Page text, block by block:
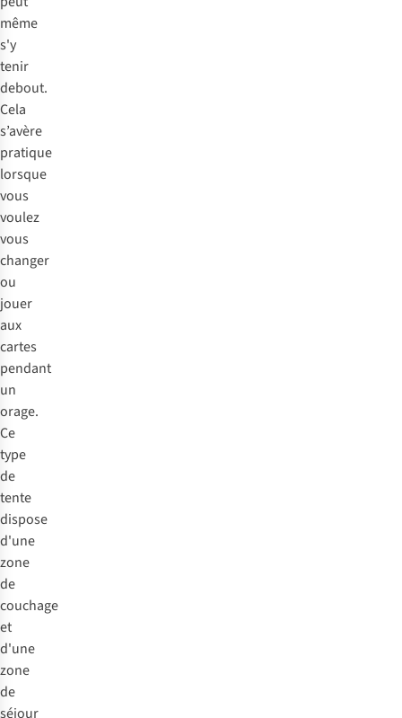
même
s'y
tenir
debout.
Cela
s’avère
pratique
lorsque
vous
voulez
vous
changer
ou
jouer
aux
cartes
pendant
un
orage.
Ce
type
de
tente
dispose
d'une
zone
de
couchage
et
d'une
zone
de
séjour